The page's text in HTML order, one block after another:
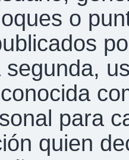
o
para
quien